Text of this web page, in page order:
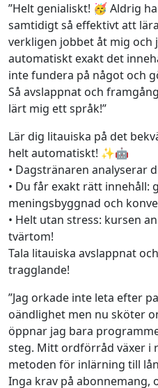
”Helt genialiskt! 🥳 Aldrig
samtidigt så effektivt att
verkligen jobbet åt mig och
automatiskt exakt det
inte fundera på något och
Så avslappnat och
lärt mig ett språk!”
Lär dig litauiska på det
helt automatiskt! ✨🤖
• Dagstränaren analyserar
• Du får exakt rätt innehåll:
meningsbyggnad och
• Helt utan stress: kursen
tvärtom!
Tala litauiska avslappnat
tragglande!
”Jag orkade inte leta efter
oändlighet men nu sköter
öppnar jag bara
steg. Mitt ordförråd växer i
metoden för inlärning till
Inga krav på abonnemang,